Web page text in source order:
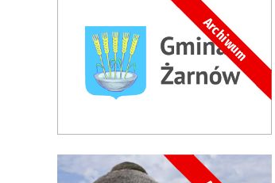
Archiwum